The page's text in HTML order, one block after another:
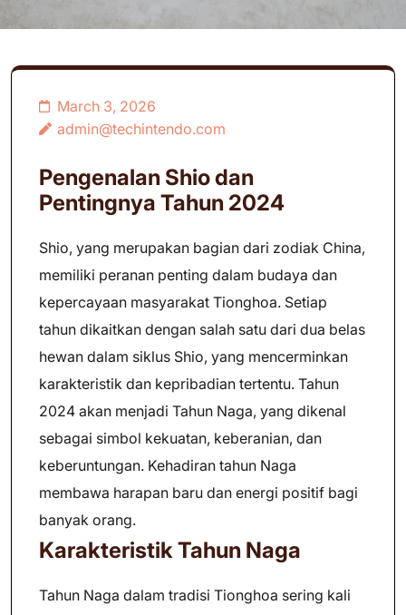
March 3, 2026
admin@techintendo.com
Pengenalan Shio dan
Pentingnya Tahun 2024
Shio, yang merupakan bagian dari zodiak China,
memiliki peranan penting dalam budaya dan
kepercayaan masyarakat Tionghoa. Setiap
tahun dikaitkan dengan salah satu dari dua belas
hewan dalam siklus Shio, yang mencerminkan
karakteristik dan kepribadian tertentu. Tahun
2024 akan menjadi Tahun Naga, yang dikenal
sebagai simbol kekuatan, keberanian, dan
keberuntungan. Kehadiran tahun Naga
membawa harapan baru dan energi positif bagi
banyak orang.
Karakteristik Tahun Naga
Tahun Naga dalam tradisi Tionghoa sering kali